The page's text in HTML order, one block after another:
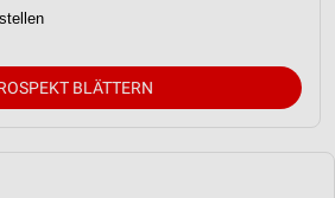
BLÄTTERN